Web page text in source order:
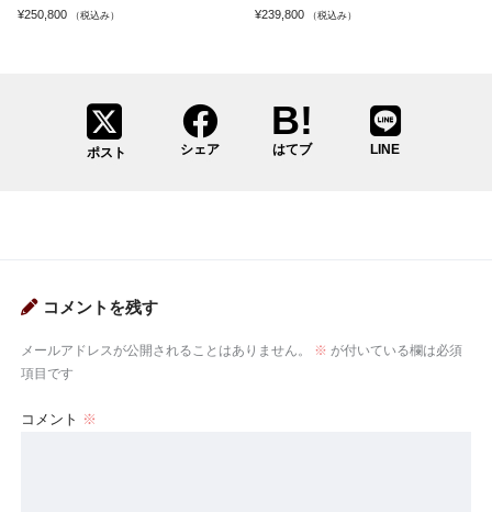
¥250,800 （税込み） ¥239,800 （税込み）
ポスト シェア はてブ LINE
コメントを残す
メールアドレスが公開されることはありません。 ※ が付いている欄は必須
項目です
コメント ※